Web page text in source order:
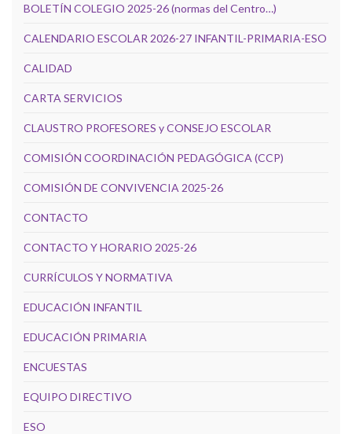
BOLETÍN COLEGIO 2025-26 (normas del Centro…)
CALENDARIO ESCOLAR 2026-27 INFANTIL-PRIMARIA-ESO
CALIDAD
CARTA SERVICIOS
CLAUSTRO PROFESORES y CONSEJO ESCOLAR
COMISIÓN COORDINACIÓN PEDAGÓGICA (CCP)
COMISIÓN DE CONVIVENCIA 2025-26
CONTACTO
CONTACTO Y HORARIO 2025-26
CURRÍCULOS Y NORMATIVA
EDUCACIÓN INFANTIL
EDUCACIÓN PRIMARIA
ENCUESTAS
EQUIPO DIRECTIVO
ESO